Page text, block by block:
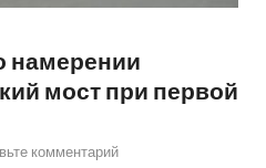
намерении
мост при первой
комментарий